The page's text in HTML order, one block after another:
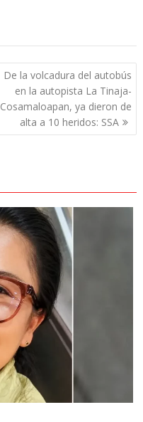
De la volcadura del autobús
en la autopista La Tinaja-
Cosamaloapan, ya dieron de
alta a 10 heridos: SSA